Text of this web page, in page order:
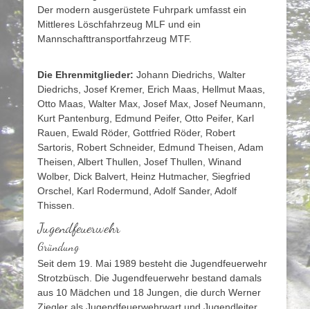
Der modern ausgerüstete Fuhrpark umfasst ein
Mittleres Löschfahrzeug MLF und ein
Mannschafttransportfahrzeug MTF.
Die Ehrenmitglieder: Johann Diedrichs, Walter
Diedrichs, Josef Kremer, Erich Maas, Hellmut Maas,
Otto Maas, Walter Max, Josef Max, Josef Neumann,
Kurt Pantenburg, Edmund Peifer, Otto Peifer, Karl
Rauen, Ewald Röder, Gottfried Röder, Robert
Sartoris, Robert Schneider, Edmund Theisen, Adam
Theisen, Albert Thullen, Josef Thullen, Winand
Wolber, Dick Balvert, Heinz Hutmacher, Siegfried
Orschel, Karl Rodermund, Adolf Sander, Adolf
Thissen.
Jugendfeuerwehr
Gründung
Seit dem 19. Mai 1989 besteht die Jugendfeuerwehr
Strotzbüsch. Die Jugendfeuerwehr bestand damals
aus 10 Mädchen und 18 Jungen, die durch Werner